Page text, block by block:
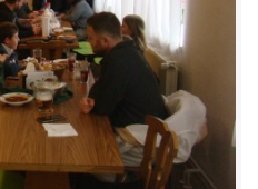
cenekji@seznam.cz
| RSS|Tisk| Nahoru ↑